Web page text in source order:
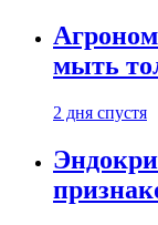
мыть
2 дня спустя